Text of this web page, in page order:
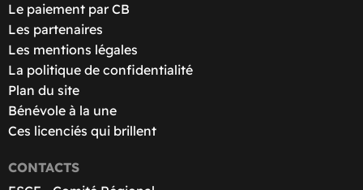
Le paiement par CB
Les partenaires
Les mentions légales
La politique de confidentialité
Plan du site
Bénévole à la une
Ces licenciés qui brillent
CONTACTS